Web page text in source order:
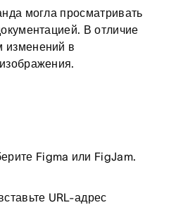
могла просматривать
В отличие
изменений в
Figma или FigJam.
URL-адрес